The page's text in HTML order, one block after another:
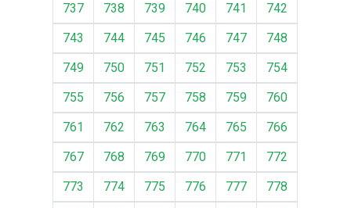
737
738 739 740 741
742
743
744 745 746 747
748
749
750 751 752 753
754
755
756 757 758 759
760
761
762 763 764 765
766
767
768 769 770 771
772
773
774 775 776 777
778